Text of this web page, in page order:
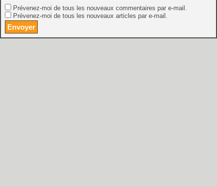
Prévenez-moi de tous les nouveaux commentaires par e-mail.
Prévenez-moi de tous les nouveaux articles par e-mail.